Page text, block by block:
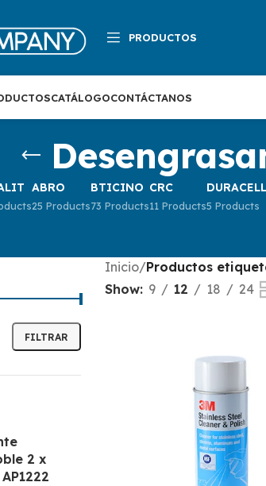
PRODUCTOS
CATÁLOGOCONTÁCTANOS
ABRO
25 Products
BTICINO
73 Products
CRC
11 Products
DURACELL
5 Products
FILTRAR
2 x
Inicio/Productos
Show
9 12 18 24